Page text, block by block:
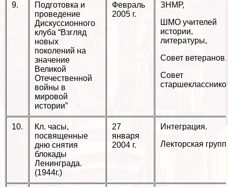
9.
Подготовка и
проведение
Дискуссионного
клуба “Взгляд
новых
поколений на
значение
Великой
Отечественной
войны в
мировой
истории”
Февраль
2005 г.
ЗНМР,
ШМО учителей
истории,
литературы,
Совет ветеранов,
Совет
10.
Кл. часы,
посвященные
дню снятия
блокады
Ленинграда.
(1944г.)
27
января
2004 г.
Интеграция.
Лекторская